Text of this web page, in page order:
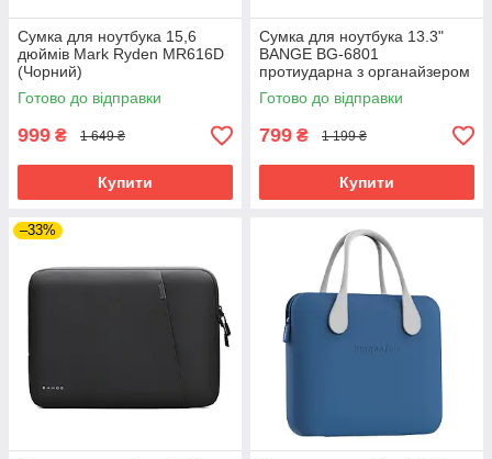
Сумка для ноутбука 15,6
дюймів Mark Ryden MR616D
(Чорний)
Готово до відправки
999 ₴ 1 649 ₴
Купити
Сумка для ноутбука 13.3"
BANGE BG-6801
протиударна з органайзером
та захистом від вологи
(Бежевий)
Готово до відправки
799 ₴ 1 199 ₴
Купити
–33%